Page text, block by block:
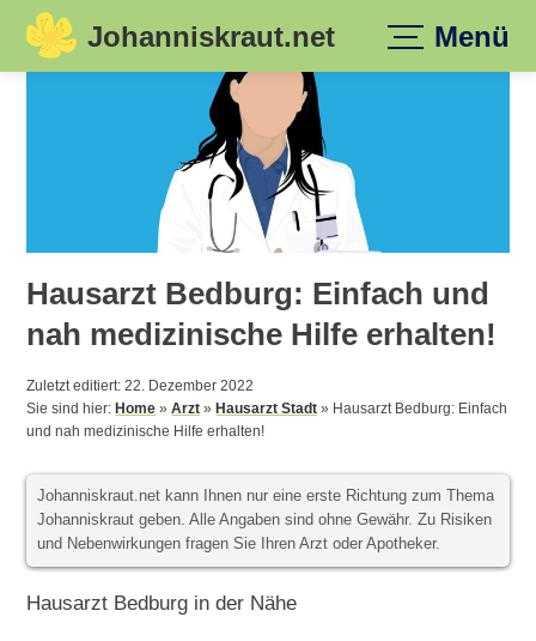
Skip
Johanniskraut.net Menü
Hausarzt Bedburg: Einfach und
nah medizinische Hilfe erhalten!
Zuletzt editiert: 22. Dezember 2022
Sie sind hier:Home »Arzt »Hausarzt Stadt » Hausarzt Bedburg: Einfach
und nah medizinische Hilfe erhalten!
Johanniskraut.net kann Ihnen nur eine erste Richtung zum Thema
Johanniskraut geben. Alle Angaben sind ohne Gewähr. Zu Risiken
und Nebenwirkungen fragen Sie Ihren Arzt oder Apotheker.
Hausarzt Bedburg in der Nähe